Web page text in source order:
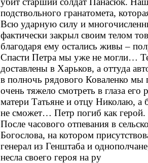
подствольного гранатомета,
Всю ударную силу и
фактически закрыл своим телом
благодаря ему остались живы –
Спасти Петра мы уже не могли…
доставлены в Харьков, а оттуда
в полночь рядового Коваленко
очень тяжело смотреть в глаза
матери Татьяне и отцу Николаю, а
не сможет… Петр погиб как герой.
После часового отпевания в
Богослова, на котором
генерал из Генштаба и
несла своего героя на ру